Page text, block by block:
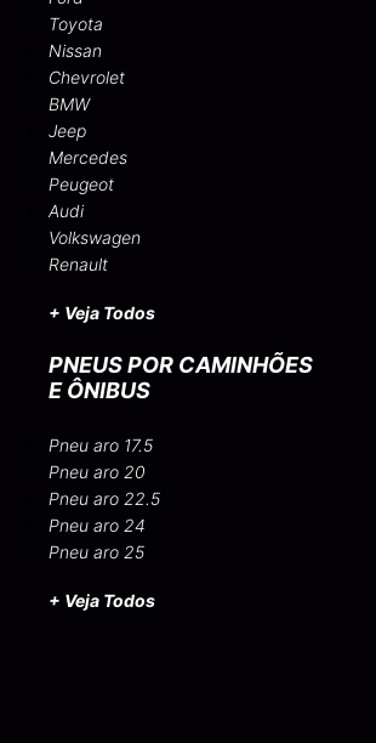
Toyota
Nissan
Chevrolet
BMW
Jeep
Mercedes
Peugeot
Audi
Volkswagen
Renault
+ Veja Todos
PNEUS POR CAMINHÕES
E ÔNIBUS
Pneu aro 17.5
Pneu aro 20
Pneu aro 22.5
Pneu aro 24
Pneu aro 25
+ Veja Todos